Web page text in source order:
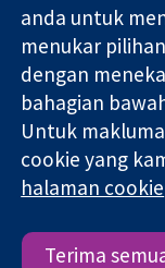
Kolaborasi Cochrane
sebuah syarikat
berdaftar di England
2127 49.
Hak Cipta © 2026
Terma & Syarat Laman
cookie|Tetapan
anda untuk
menukar
dengan
bahagian
Untuk
cookie yang
halaman cookie
Terima